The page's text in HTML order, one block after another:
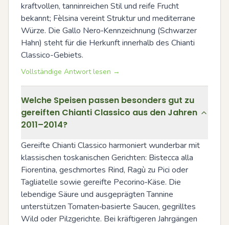
kraftvollen, tanninreichen Stil und reife Frucht
bekannt; Fèlsina vereint Struktur und mediterrane
Würze. Die Gallo Nero‑Kennzeichnung (Schwarzer
Hahn) steht für die Herkunft innerhalb des Chianti
Classico-Gebiets.
Vollständige Antwort lesen →
Welche Speisen passen besonders gut zu
gereiften Chianti Classico aus den Jahren
2011–2014?
Gereifte Chianti Classico harmoniert wunderbar mit
klassischen toskanischen Gerichten: Bistecca alla
Fiorentina, geschmortes Rind, Ragù zu Pici oder
Tagliatelle sowie gereifte Pecorino‑Käse. Die
lebendige Säure und ausgeprägten Tannine
unterstützen Tomaten‑basierte Saucen, gegrilltes
Wild oder Pilzgerichte. Bei kräftigeren Jahrgängen